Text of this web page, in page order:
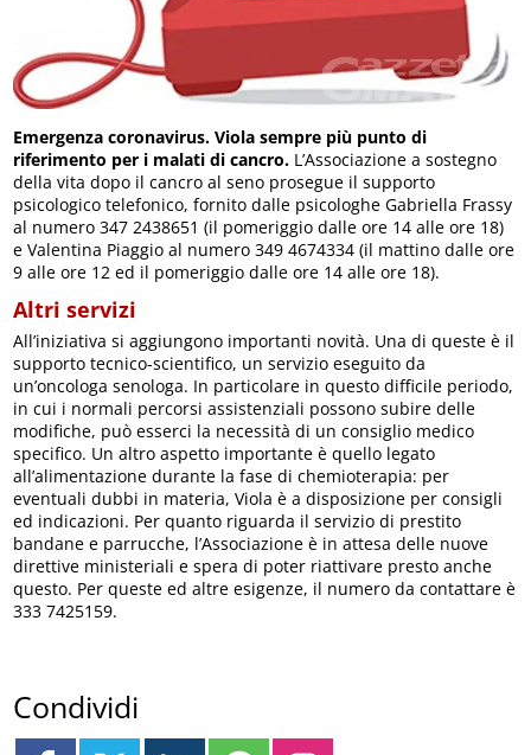
Emergenza coronavirus. Viola sempre più punto di
riferimento per i malati di cancro. L’Associazione a sostegno
della vita dopo il cancro al seno prosegue il supporto
psicologico telefonico, fornito dalle psicologhe Gabriella Frassy
al numero 347 2438651 (il pomeriggio dalle ore 14 alle ore 18)
e Valentina Piaggio al numero 349 4674334 (il mattino dalle ore
9 alle ore 12 ed il pomeriggio dalle ore 14 alle ore 18).
Altri servizi
All’iniziativa si aggiungono importanti novità. Una di queste è il
supporto tecnico-scientifico, un servizio eseguito da
un’oncologa senologa. In particolare in questo difficile periodo,
in cui i normali percorsi assistenziali possono subire delle
modifiche, può esserci la necessità di un consiglio medico
specifico. Un altro aspetto importante è quello legato
all’alimentazione durante la fase di chemioterapia: per
eventuali dubbi in materia, Viola è a disposizione per consigli
ed indicazioni. Per quanto riguarda il servizio di prestito
bandane e parrucche, l’Associazione è in attesa delle nuove
direttive ministeriali e spera di poter riattivare presto anche
questo. Per queste ed altre esigenze, il numero da contattare è
333 7425159.
Condividi